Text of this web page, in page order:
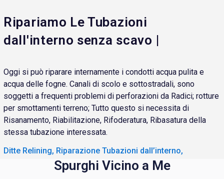
Ripariamo Le Tubazioni
dall'interno senza scavo |
Oggi si può riparare internamente i condotti acqua pulita e
acqua delle fogne. Canali di scolo e sottostradali, sono
soggetti a frequenti problemi di perforazioni da Radici; rotture
per smottamenti terreno; Tutto questo si necessita di
Risanamento, Riabilitazione, Rifoderatura, Ribasatura della
stessa tubazione interessata.
Ditte Relining, Riparazione Tubazioni dall’interno,
Spurghi Vicino a Me